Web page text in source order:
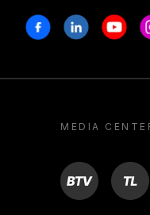
FacebookLinkedin
MEDIA
BTV TL